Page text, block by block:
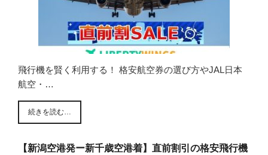
飛行機を賢く利用する！ 格安航空券の選び方やJAL日本
航空・…
続きを読む…
【新潟空港発ー新千歳空港着】直前割引の格安飛行機